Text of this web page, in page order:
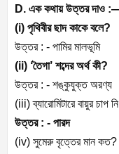
D. এক কথায় উত্তর দাও
(i) পৃথিবীর ছাদ কাকে বলে?
উত্তর : - পামির মালভূমি
(ii) ‘তৈগা’ শব্দের অর্থ কী?
উত্তর : - শঙ্কুযুক্ত অরণ্য
(iii) ব্যারোমিটারে বায়ুর চাপ
উত্তর : - পারদ
(iv) সুমেরু বৃত্তের মান কত?